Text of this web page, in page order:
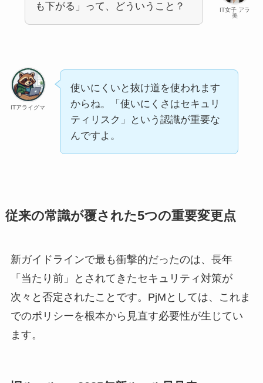
IT女子 アラ
美
も下がる」って、どういうこと？
ITアライグマ
使いにくいと抜け道を使われます
からね。「使いにくさはセキュリ
ティリスク」という認識が重要な
んですよ。
従来の常識が覆された5つの重要変更点
新ガイドラインで最も衝撃的だったのは、長年
「当たり前」とされてきたセキュリティ対策が
次々と否定されたことです。PjMとしては、これま
でのポリシーを根本から見直す必要性が生じてい
ます。